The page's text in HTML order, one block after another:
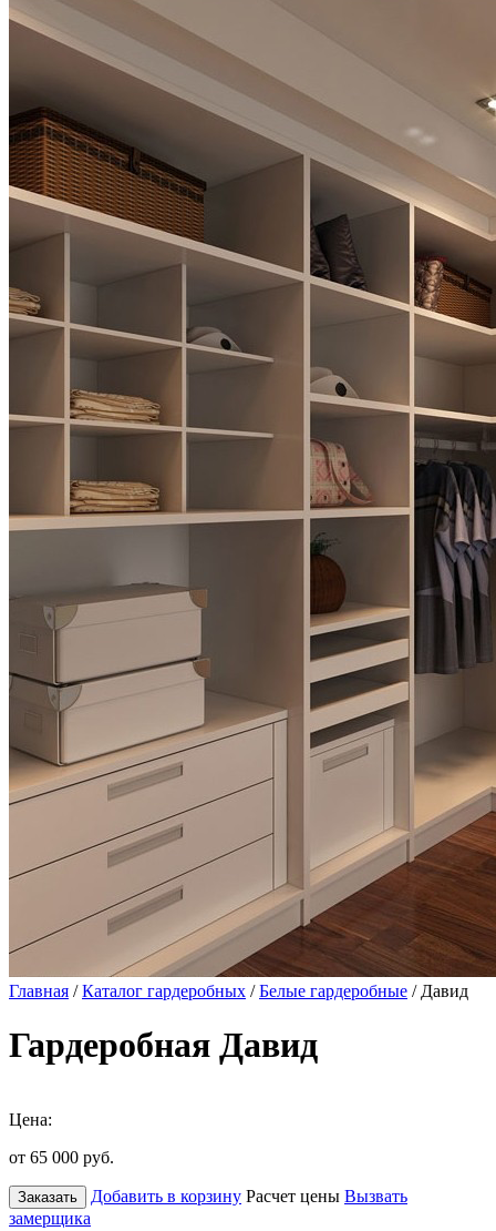
Главная /Каталог гардеробных /Белые гардеробные / Давид
Гардеробная Давид
Цена:
от 65 000 руб.
Заказать Добавить в корзину Расчет цены Вызвать
замерщика